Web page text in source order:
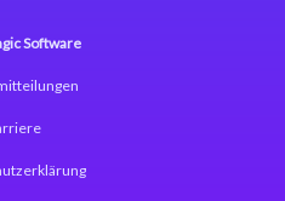
Software